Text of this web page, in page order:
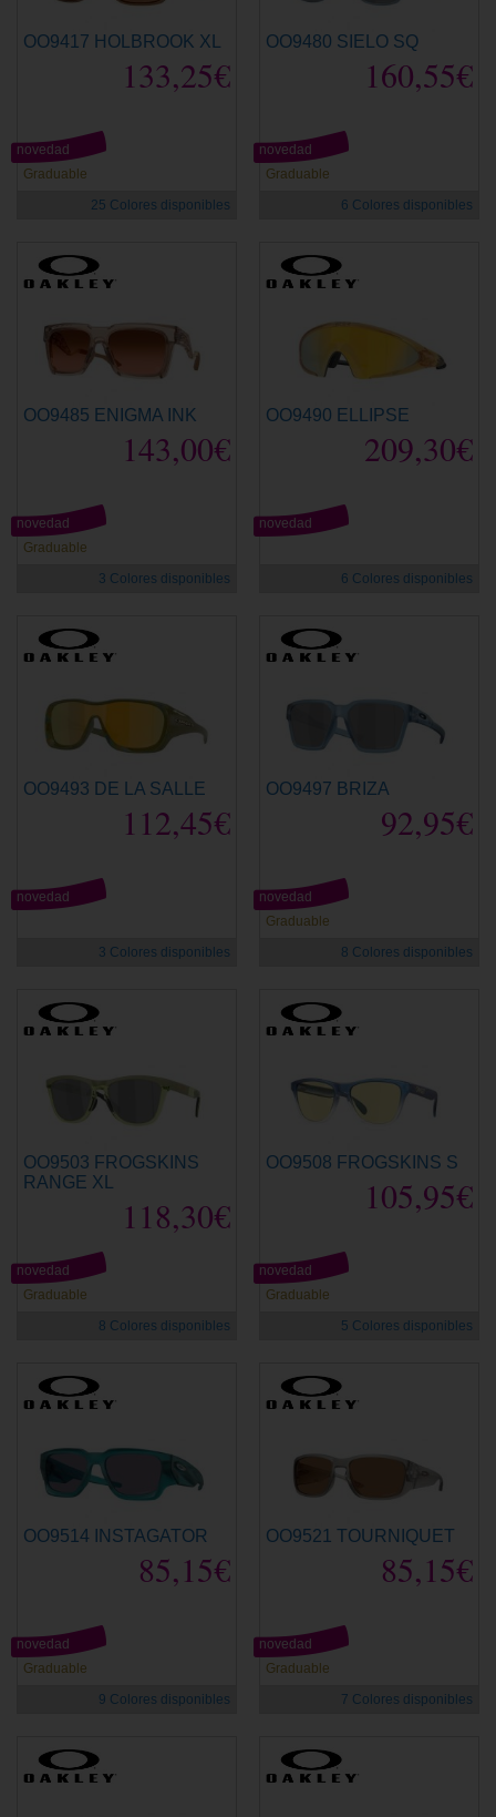
OO9417 HOLBROOK XL
133,25€
Graduable
novedad
25 Colores disponibles
OO9480 SIELO SQ
160,55€
Graduable
novedad
6 Colores disponibles
OO9485 ENIGMA INK
143,00€
Graduable
novedad
3 Colores disponibles
OO9490 ELLIPSE
209,30€
novedad
6 Colores disponibles
OO9493 DE LA SALLE
112,45€
novedad
3 Colores disponibles
OO9497 BRIZA
92,95€
Graduable
novedad
8 Colores disponibles
OO9503 FROGSKINS
RANGE XL
118,30€
Graduable
novedad
8 Colores disponibles
OO9508 FROGSKINS S
105,95€
Graduable
novedad
5 Colores disponibles
OO9514 INSTAGATOR
85,15€
Graduable
novedad
9 Colores disponibles
OO9521 TOURNIQUET
85,15€
Graduable
novedad
7 Colores disponibles